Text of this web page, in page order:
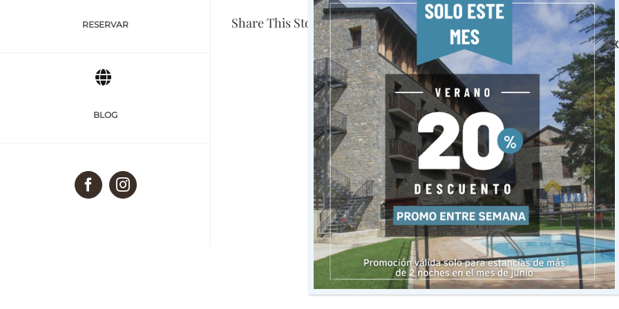
RESERVAR
BLOG
FacebookInstagram
Share This Story, Choose Your Platform!